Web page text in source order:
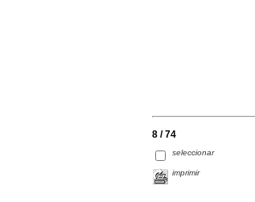
8 / 74
seleccionar
imprimir